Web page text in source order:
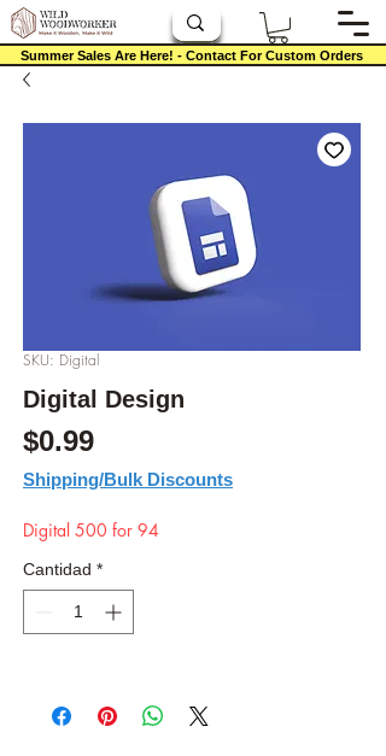
Summer Sales Are Here! - Contact For Custom Orders
SKU: Digital
Digital Design
$0.99Precio
Shipping/Bulk Discounts
Digital 500 for 94
Cantidad *